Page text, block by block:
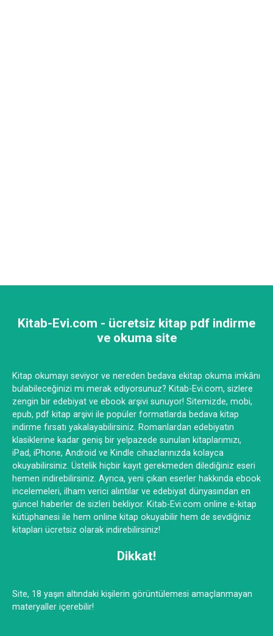
Kitab-Evi.com - ücretsiz kitap pdf indirme
ve okuma site
Kitap okumayı seviyor ve nereden bedava ekitap okuma imkânı
bulabileceğinizi mi merak ediyorsunuz? Kitab-Evi.com, sizlere
zengin bir edebiyat ve ebook arşivi sunuyor! Sitemizde, mobi,
epub, pdf kitap arşivi ile popüler formatlarda bedava kitap
indirme fırsatı yakalayabilirsiniz. Romanlardan edebiyatın
klasiklerine kadar geniş bir yelpazede sunulan kitaplarımızı,
iPad, iPhone, Android ve Kindle cihazlarınızda kolayca
okuyabilirsiniz. Üstelik hiçbir kayıt gerekmeden dilediğiniz eseri
hemen indirebilirsiniz. Ayrıca, yeni çıkan eserler hakkında ebook
incelemeleri, ilham verici alıntılar ve edebiyat dünyasından en
güncel haberler de sizleri bekliyor. Kitab-Evi.com online e-kitap
kütüphanesi ile hem online kitap okuyabilir hem de sevdiğiniz
kitapları ücretsiz olarak indirebilirsiniz!
Dikkat!
Site, 18 yaşın altındaki kişilerin görüntülemesi amaçlanmayan
materyaller içerebilir!